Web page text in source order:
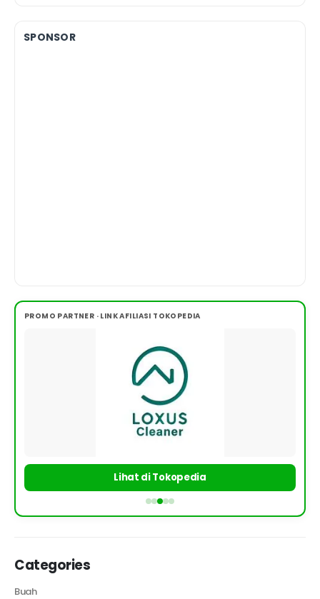
SPONSOR
PROMO PARTNER · LINK AFILIASI TOKOPEDIA
Lihat di Tokopedia
Categories
Buah